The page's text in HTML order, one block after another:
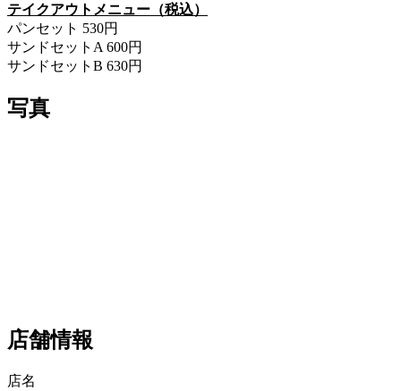
テイクアウトメニュー（税込）
パンセット 530円
サンドセット A 600円
サンドセット B 630円
写真
店舗情報
店名